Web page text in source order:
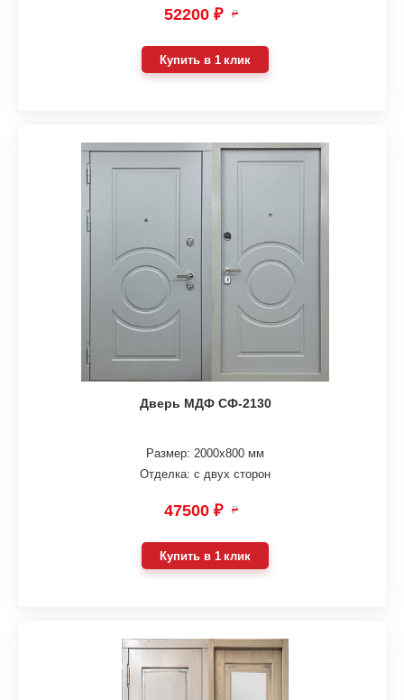
52200 ₽ ₽
Купить в 1 клик
Дверь МДФ СФ-2130
Размер: 2000х800 мм
Отделка: с двух сторон
47500 ₽ ₽
Купить в 1 клик